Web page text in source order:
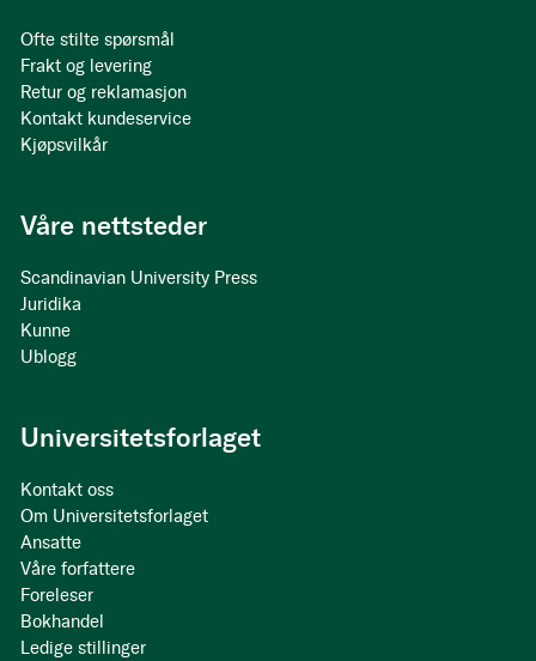
Ofte stilte spørsmål
Frakt og levering
Retur og reklamasjon
Kontakt kundeservice
Kjøpsvilkår
Våre nettsteder
Scandinavian University Press
Juridika
Kunne
Ublogg
Universitetsforlaget
Kontakt oss
Om Universitetsforlaget
Ansatte
Våre forfattere
Foreleser
Bokhandel
Ledige stillinger